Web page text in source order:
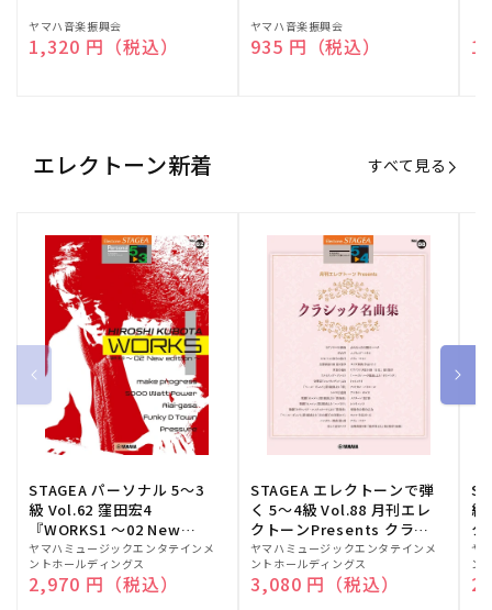
販
売
ヤマハ音楽振興会
通常価格
1,320 円（税込）
販
売
ヤマハ音楽振興会
通常価格
935 円（税込）
売
エレクトーン新着 すべて見る
STAGEA パーソナル 5～3
級 Vol.62 窪田宏4
『WORKS1 ～02 New
edition～』
販
売
元:
ヤマハミュージックエンタテインメ
ントホールディングス
通常価格
2,970 円（税込）
STAGEA エレクトーンで弾
く 5～4級 Vol.88 月刊エレ
クトーンPresents クラシ
ック名曲集
販
売
元:
ヤマハミュージックエンタテインメ
ントホールディングス
通常価格
3,080 円（税込）
級
ク
販
売
元:
ヤ
ン